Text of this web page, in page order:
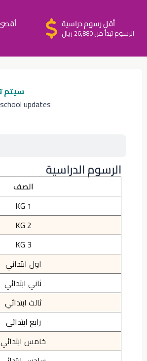
أقل رسوم دراسية
الرسوم تبدأ من 26,880 ريال
سيتم
updates
الرسوم الدراسية
الصف
KG 1
KG 2
KG 3
اول ابتدائي
ثاني ابتدائي
ثالث ابتدائي
رابع ابتدائي
خامس ابتدائي